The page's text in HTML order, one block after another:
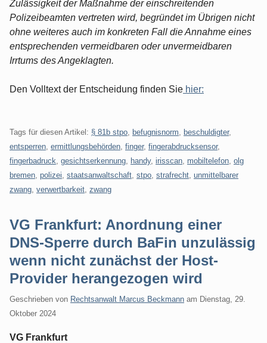
Zulässigkeit der Maßnahme der einschreitenden
Polizeibeamten vertreten wird, begründet im Übrigen nicht
ohne weiteres auch im konkreten Fall die Annahme eines
entsprechenden vermeidbaren oder unvermeidbaren
Irrtums des Angeklagten.
Den Volltext der Entscheidung finden Sie hier:
Tags für diesen Artikel: § 81b stpo befugnisnorm beschuldigter,
entsperren ermittlungsbehörden finger, fingerabdrucksensor,
fingerbadruck gesichtserkennung handy, irisscan mobiltelefon olg
bremen polizei staatsanwaltschaft stpo strafrecht unmittelbarer
zwang verwertbarkeit zwang
VG Frankfurt: Anordnung einer
DNS-Sperre durch BaFin unzulässig
wenn nicht zunächst der Host-
Provider herangezogen wird
Geschrieben von Rechtsanwalt Marcus Beckmann am Dienstag, 29.
Oktober 2024
VG Frankfurt